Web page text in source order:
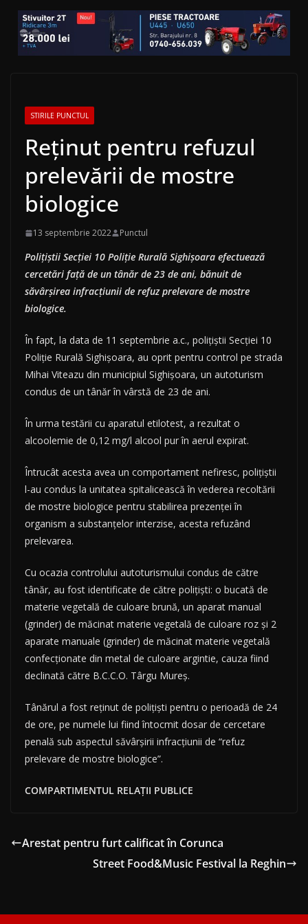
STIRILE PUNCTUL
Reținut pentru refuzul
prelevării de mostre
biologice
13 septembrie 2022 Punctul
Polițiștii Secției 10 Poliție Rurală Sighișoara efectuează
cercetări față de un tânăr de 23 de ani, bănuit de
săvârșirea infracțiunii de refuz prelevare de mostre
biologice.
În fapt, la data de 11 septembrie a.c., polițiștii Secției 10
Poliție Rurală Sighișoara, au oprit pentru control pe strada
Mihai Viteazu din municipiul Sighișoara, un autoturism
condus de un tânăr în vârstă de 23 de ani.
În urma testării cu aparatul etilotest, a rezultat o
alcoolemie de 0,12 mg/l alcool pur în aerul expirat.
Întrucât acesta avea un comportament nefiresc, polițiștii
l-au condus la unitatea spitalicească în vederea recoltării
de mostre biologice pentru stabilirea prezenței în
organism a substanțelor interzise, acesta refuzând
prelevarea.
Cu ocazia controlului autoturismului condus de către
tânăr, au fost identificate de către polițiști: o bucată de
materie vegetală de culoare brună, un aparat manual
(grinder) de măcinat materie vegetală de culoare roz și 2
aparate manuale (grinder) de măcinat materie vegetală
confecționate din metal de culoare argintie, cauza fiind
declinată către B.C.C.O. Târgu Mureș.
Tânărul a fost reținut de polițiști pentru o perioadă de 24
de ore, pe numele lui fiind întocmit dosar de cercetare
penală sub aspectul săvârşirii infracţiunii de “refuz
prelevare de mostre biologice”.
COMPARTIMENTUL RELAȚII PUBLICE
Arestat pentru furt calificat în Corunca
Street Food&Music Festival la Reghin